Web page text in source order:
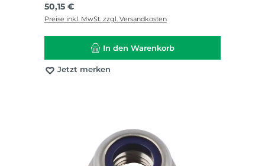
Regulärer Preis:
50,15 €
Preise inkl. MwSt. zzgl. Versandkosten
In den Warenkorb
Jetzt merken